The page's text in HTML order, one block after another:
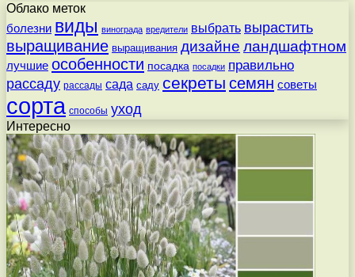
Облако меток
болезни виды винограда вредители выбрать вырастить
выращивание выращивания дизайне ландшафтном
лучшие особенности посадка посадки правильно
рассаду рассады сада саду секреты семян советы
сорта способы уход
Интересно